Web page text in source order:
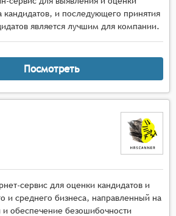
кандидатов, и последующего принятия
является лучшим для компании.
Посмотреть
сервис для оценки кандидатов и
и среднего бизнеса, направленный на
обеспечение безошибочности